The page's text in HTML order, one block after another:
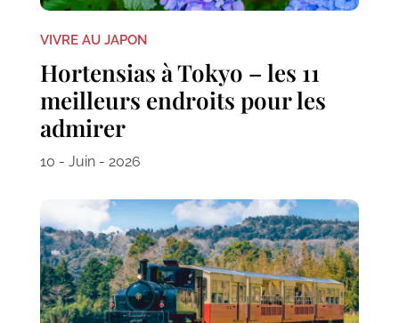
VIVRE AU JAPON
Hortensias à Tokyo – les 11
meilleurs endroits pour les
admirer
10 - Juin - 2026